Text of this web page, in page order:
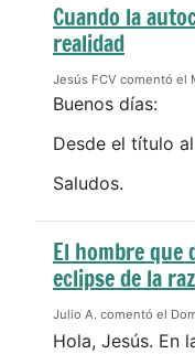
Cuando la
realidad
Jesús FCV comentó el
Buenos días:
Desde el título
Saludos.
El hombre que
eclipse de la
Julio A. comentó el
Hola, Jesús. En